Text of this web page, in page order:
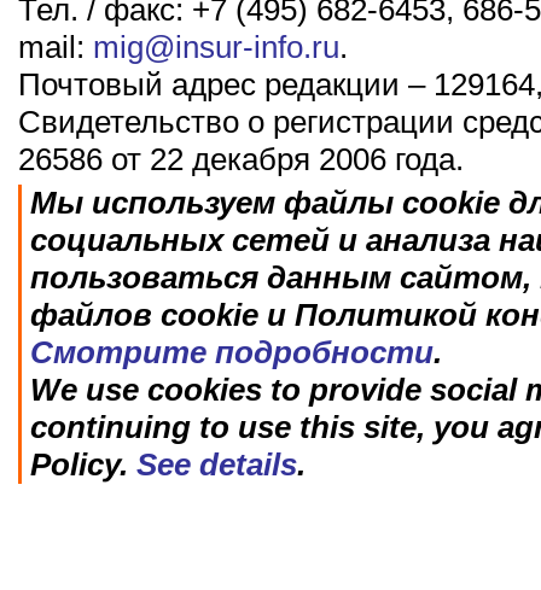
Тел. / факс: +7 (495) 682-6453, 686-
mail: mig@insur-info.ru.
Почтовый адрес редакции –
Свидетельство о регистрации
26586 от 22 декабря 2006 года.
Мы используем файлы cookie
социальных сетей и анализа
пользоваться данным
файлов cookie и Политикой
Смотрите подробности.
We use cookies to provide social
continuing to use this site, you
Policy. See details.